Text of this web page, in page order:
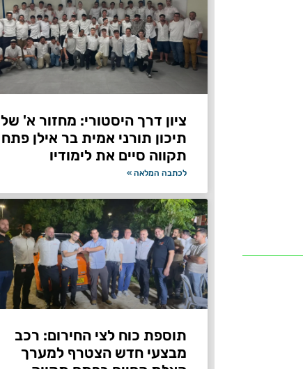
ציון דרך היסטורי: מחזור א' של
תיכון תורני אמית בר אילן פתח
תקווה סיים את לימודיו
לכתבה המלאה »
תוספת כוח לצי החירום: רכב
מבצעי חדש הצטרף למערך